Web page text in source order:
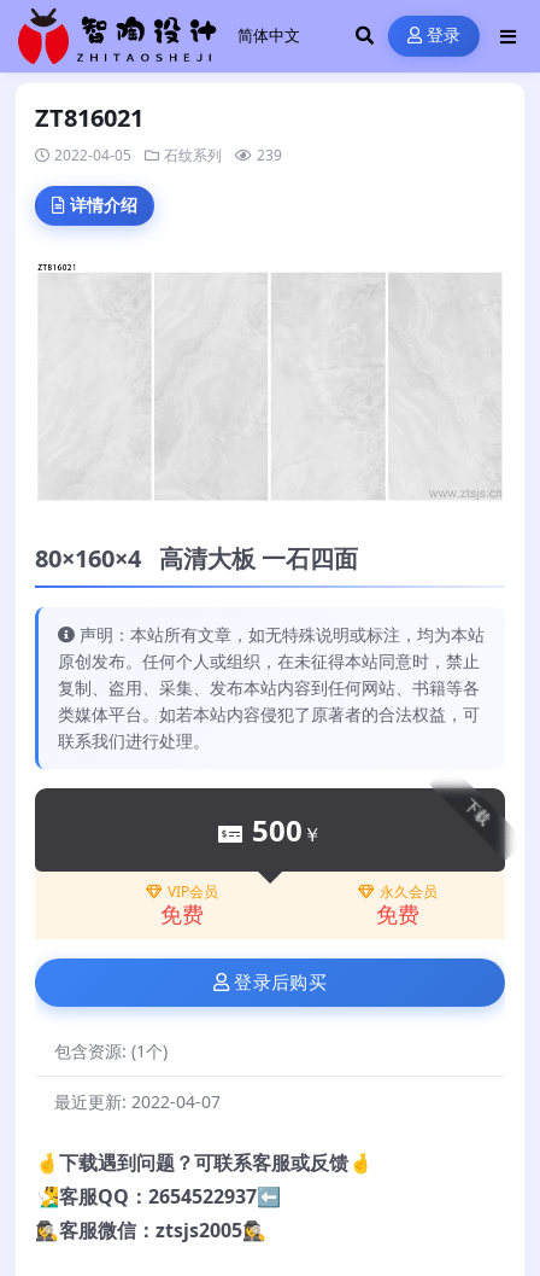
登录
ZT816021
2022-04-05 石纹系列 239
详情介绍
80×160×4 高清大板 一石四面
声明：本站所有文章，如无特殊说明或标注，均为本站
原创发布。任何个人或组织，在未征得本站同意时，禁止
复制、盗用、采集、发布本站内容到任何网站、书籍等各
类媒体平台。如若本站内容侵犯了原著者的合法权益，可
联系我们进行处理。
下载
500 ￥
VIP会员
免费
永久会员
免费
登录后购买
包含资源: (1个)
最近更新: 2022-04-07
🤞下载遇到问题？可联系客服或反馈🤞
🧏‍♂️客服QQ：2654522937⬅️
🕵️‍♀️客服微信：ztsjs2005🕵️‍♀️